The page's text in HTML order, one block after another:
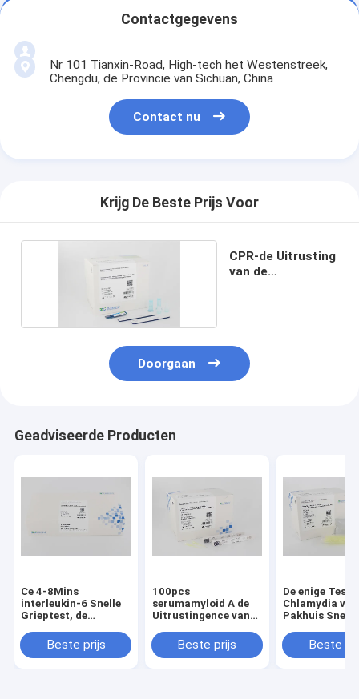
Contactgegevens
Nr 101 Tianxin-Road, High-tech het Westenstreek,
Chengdu, de Provincie van Sichuan, China
Contact nu
Krijg De Beste Prijs Voor
CPR-de Uitrusting
van de
Doorgaan
Geadviseerde Producten
Ce 4-8Mins
interleukin-6 Snelle
Grieptest, de
Immunofluorescentie
Snelle Streptokok
Beste prijs
100pcs
serumamyloid A de
Uitrustingence van
voor Bloed wordt
goedgekeurd
Beste prijs
De enige Test
Chlamydia
Pakhuis
Snelle Test
0.5mg/L-
Beste